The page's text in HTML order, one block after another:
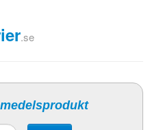
.se